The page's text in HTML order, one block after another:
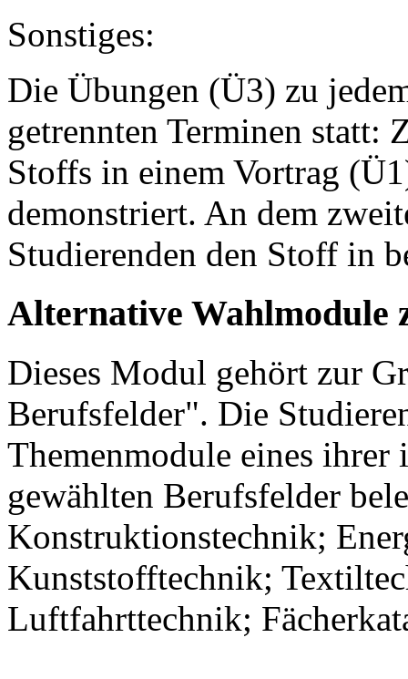
Sonstiges:
Die Übungen (Ü3) zu
getrennten Terminen statt:
Stoffs in einem Vortrag
demonstriert. An dem
Studierenden den Stoff in
Alternative Wahlmodule
Dieses Modul gehört zur
Berufsfelder". Die
Themenmodule eines ihrer
gewählten Berufsfelder
Konstruktionstechnik;
Kunststofftechnik;
Luftfahrttechnik;